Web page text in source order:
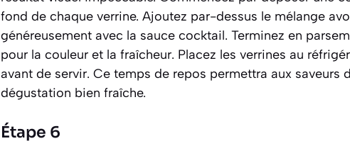
fond de chaque verrine. Ajoutez par-dessus le mélange
généreusement avec la sauce cocktail. Terminez en
pour la couleur et la fraîcheur. Placez les verrines au
avant de servir. Ce temps de repos permettra aux saveurs
dégustation bien fraîche.
Étape 6